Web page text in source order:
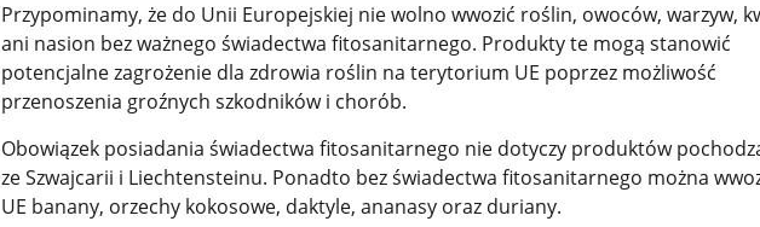
Przypominamy, że do Unii Europejskiej nie wolno wwozić roślin, owoców, warzyw,
ani nasion bez ważnego świadectwa fitosanitarnego. Produkty te mogą stanowić
potencjalne zagrożenie dla zdrowia roślin na terytorium UE poprzez możliwość
przenoszenia groźnych szkodników i chorób.
Obowiązek posiadania świadectwa fitosanitarnego nie dotyczy produktów
ze Szwajcarii i Liechtensteinu. Ponadto bez świadectwa fitosanitarnego można
UE banany, orzechy kokosowe, daktyle, ananasy oraz duriany.